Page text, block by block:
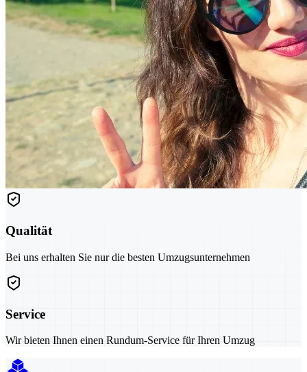
Qualität
Bei uns erhalten Sie nur die besten Umzugsunternehmen
Service
Wir bieten Ihnen einen Rundum-Service für Ihren Umzug